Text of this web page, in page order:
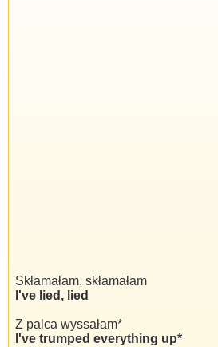
Skłamałam, skłamałam
I've lied, lied
Z palca wyssałam*
I've trumped everything up*